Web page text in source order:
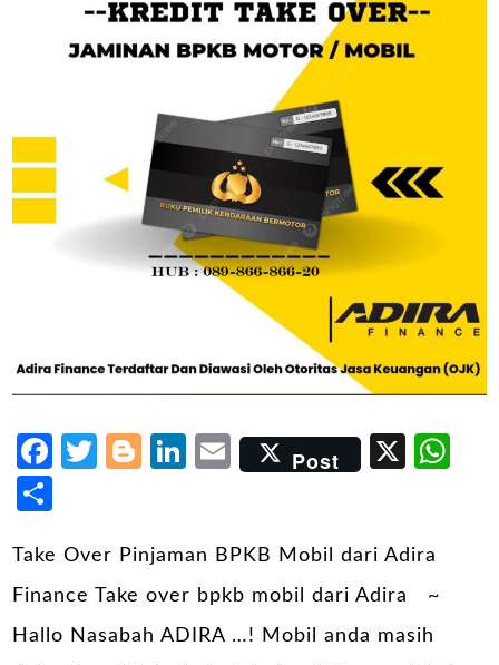
Facebook
Twitter
Blogger
LinkedIn
Email
Post X
Take Over Pinjaman BPKB Mobil dari Adira
Finance Take over bpkb mobil dari Adira ~
Hallo Nasabah ADIRA …! Mobil anda masih